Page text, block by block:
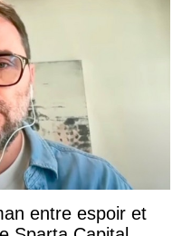
entre espoir et